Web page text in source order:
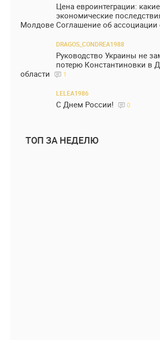
Цена евроинтеграции:
экономические
Молдове Соглашение об ассоциации
DRAGOS_CONDREA1988
Руководство Украины не
потерю Константиновки в
области
1
LELEA1986
С Днем России! 0
ТОП ЗА НЕДЕЛЮ